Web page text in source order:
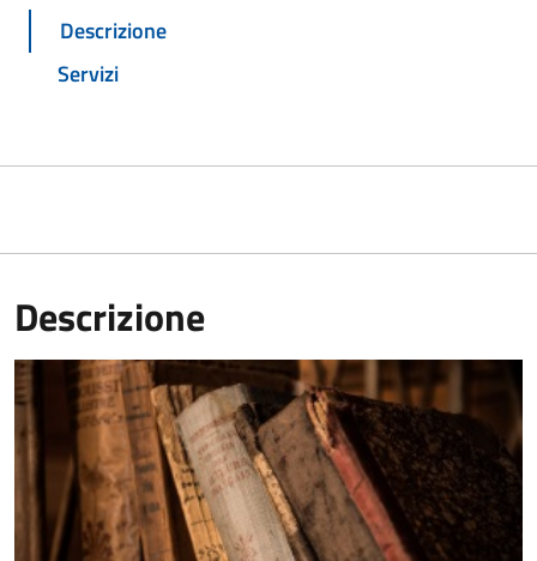
Descrizione
Servizi
Descrizione